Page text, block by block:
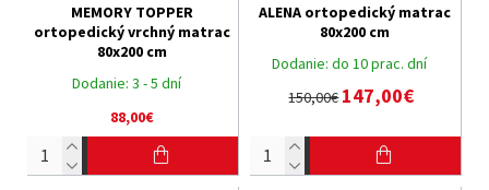
Dodanie: 3 - 5 dní
MEMORY TOPPER
ortopedický vrchný matrac
80x200 cm
88,00€
Dodanie: do 10 prac. dní
ALENA ortopedický matrac
80x200 cm
150,00€147,00€